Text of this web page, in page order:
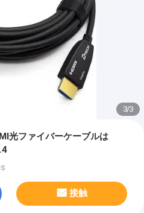
3/3
光ファイバーケーブルは
接触